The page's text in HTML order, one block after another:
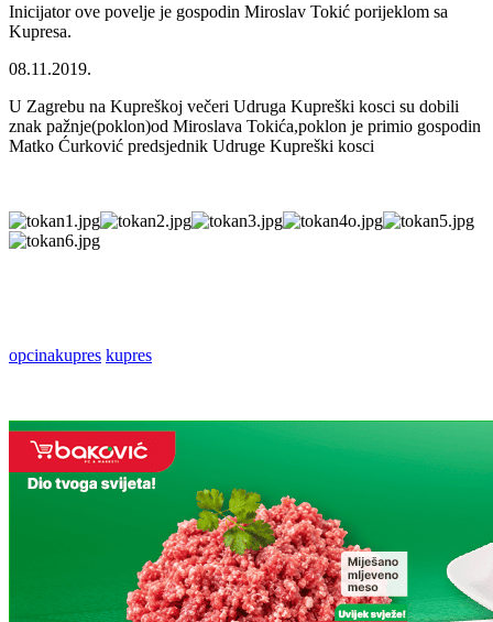
Inicijator ove povelje je gospodin Miroslav Tokić porijeklom sa
Kupresa.
08.11.2019.
U Zagrebu na Kupreškoj večeri Udruga Kupreški kosci su dobili
znak pažnje(poklon)od Miroslava Tokića,poklon je primio gospodin
Matko Ćurković predsjednik Udruge Kupreški kosci
opcinakupres kupres